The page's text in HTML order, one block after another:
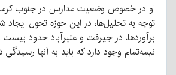
او در خصوص وضعیت مدارس در جنوب کرمان
توجه به تحلیل‌ها، در این حوزه تحول
برآوردها، در جیرفت و عنبرآباد حدود
نیمه‌تمام وجود دارد که باید به آنها